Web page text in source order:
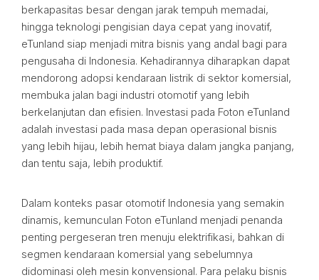
berkapasitas besar dengan jarak tempuh memadai,
hingga teknologi pengisian daya cepat yang inovatif,
eTunland siap menjadi mitra bisnis yang andal bagi para
pengusaha di Indonesia. Kehadirannya diharapkan dapat
mendorong adopsi kendaraan listrik di sektor komersial,
membuka jalan bagi industri otomotif yang lebih
berkelanjutan dan efisien. Investasi pada Foton eTunland
adalah investasi pada masa depan operasional bisnis
yang lebih hijau, lebih hemat biaya dalam jangka panjang,
dan tentu saja, lebih produktif.
Dalam konteks pasar otomotif Indonesia yang semakin
dinamis, kemunculan Foton eTunland menjadi penanda
penting pergeseran tren menuju elektrifikasi, bahkan di
segmen kendaraan komersial yang sebelumnya
didominasi oleh mesin konvensional. Para pelaku bisnis